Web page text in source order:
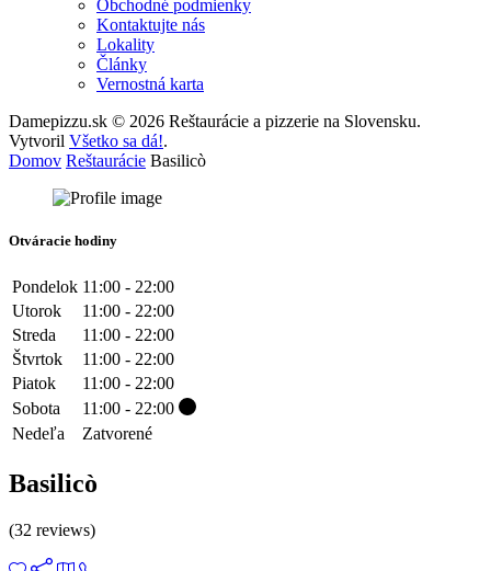
Obchodné podmienky
Kontaktujte nás
Lokality
Články
Vernostná karta
Damepizzu.sk © 2026 Reštaurácie a pizzerie na Slovensku.
Vytvoril Všetko sa dá!.
Domov Reštaurácie Basilicò
Otváracie hodiny
Pondelok 11:00 - 22:00
Utorok
11:00 - 22:00
Streda
11:00 - 22:00
Štvrtok
11:00 - 22:00
Piatok
11:00 - 22:00
Sobota
11:00 - 22:00
Nedeľa
Zatvorené
Basilicò
(32 reviews)